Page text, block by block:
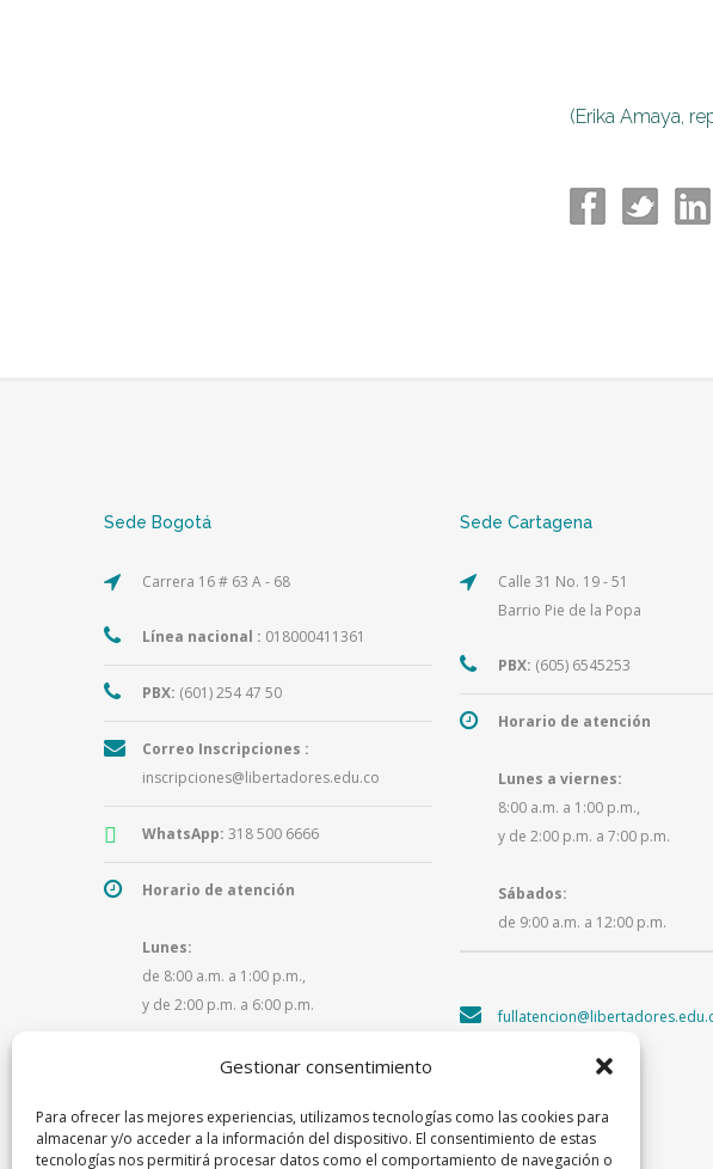
Gestionar consentimiento
Para ofrecer las mejores experiencias, utilizamos tecnologías como las cookies para
almacenar y/o acceder a la información del dispositivo. El consentimiento de estas
tecnologías nos permitirá procesar datos como el comportamiento de navegación o
(Erika Amaya,
Sede Bogotá
Carrera 16 # 63 A - 68
Línea nacional : 018000411361
PBX: (601) 254 47 50
Correo Inscripciones :
inscripciones@libertadores.edu.co
WhatsApp: 318 500 6666
Horario de atención
Lunes:
de 8:00 a.m. a 1:00 p.m.,
y de 2:00 p.m. a 6:00 p.m.
Martes a viernes:
y de 2:00 p.m. a 5:30 p.m.
Sede Cartagena
Calle 31 No. 19 - 51
Barrio Pie de la Popa
PBX: (605) 6545253
Horario de atención
Lunes a viernes:
8:00 a.m. a 1:00 p.m.,
y de 2:00 p.m. a 7:00 p.m.
Sábados:
de 9:00 a.m. a 12:00 p.m.